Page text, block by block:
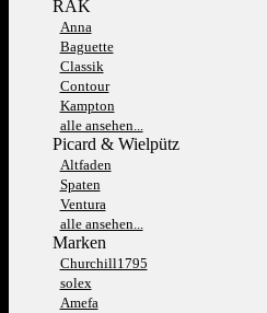
RAK
Anna
Baguette
Classik
Contour
Kampton
alle ansehen...
Picard & Wielpütz
Altfaden
Spaten
Ventura
alle ansehen...
Marken
Churchill1795
solex
Amefa